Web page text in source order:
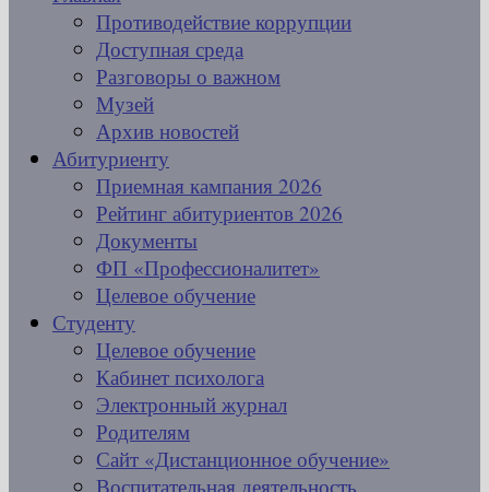
Противодействие коррупции
Доступная среда
Разговоры о важном
Музей
Архив новостей
Абитуриенту
Приемная кампания 2026
Рейтинг абитуриентов 2026
Документы
ФП «Профессионалитет»
Целевое обучение
Студенту
Целевое обучение
Кабинет психолога
Электронный журнал
Родителям
Сайт «Дистанционное обучение»
Воспитательная деятельность